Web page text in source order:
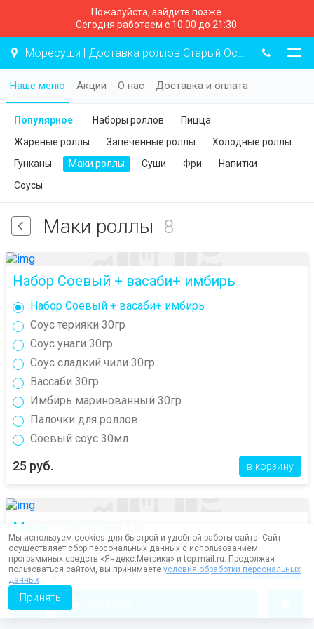
Пожалуйста, зайдите позже.
Сегодня работаем с 10:00 до 21:30.
Моресуши | Доставка роллов Старый Оскол
Наше меню Акции О нас Доставка и оплата
Популярное Наборы роллов
Пицца
Жареные роллы
Запеченные роллы
Холодные роллы
Гунканы
Маки роллы Суши Фри
Напитки
Соусы
Маки роллы 8
Набор Соевый + васаби+ имбирь
Набор Соевый + васаби+ имбирь
Соус терияки 30гр
Соус унаги 30гр
Соус сладкий чили 30гр
Вассаби 30гр
Имбирь маринованный 30гр
Палочки для роллов
Соевый соус 30мл
25 руб. в корзину
Маки с лососем
Состав: рис, водоросли нори, лосось
6шт
215 руб.
Мы используем cookies для быстрой и удобной работы сайта. Сайт
осуществляет сбор персональных данных с использованием
программных средств «Яндекс.Метрика» и top.mail.ru. Продолжая
пользоваться сайтом, вы принимаете условия обработки персональных
данных
Принять